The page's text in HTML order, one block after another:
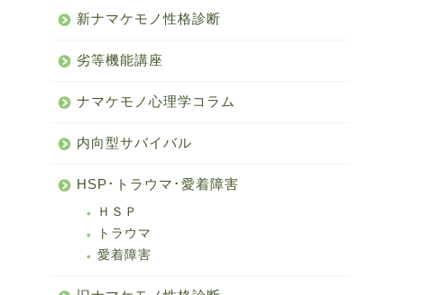
新ナマケモノ性格診断
劣等機能講座
ナマケモノ心理学コラム
内向型サバイバル
HSP･トラウマ･愛着障害
ＨＳＰ
トラウマ
愛着障害